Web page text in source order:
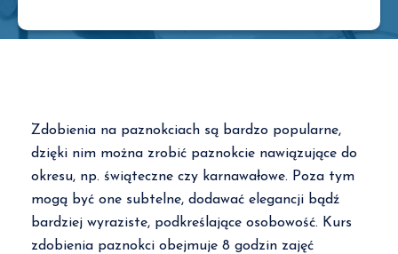
Zdobienia na paznokciach są bardzo popularne,
dzięki nim można zrobić paznokcie nawiązujące do
okresu, np. świąteczne czy karnawałowe. Poza tym
mogą być one subtelne, dodawać elegancji bądź
bardziej wyraziste, podkreślające osobowość. Kurs
zdobienia paznokci obejmuje 8 godzin zajęć